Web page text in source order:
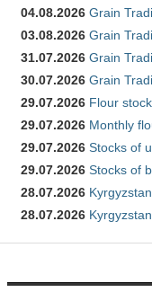
04.08.2026 Grain
03.08.2026 Grain
31.07.2026 Grain
30.07.2026 Grain
29.07.2026 Flour
29.07.2026 Monthly
29.07.2026 Stocks of
29.07.2026 Stocks of
28.07.2026
28.07.2026